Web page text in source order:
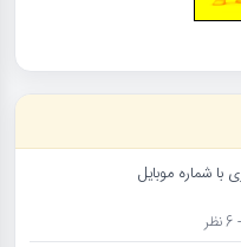
شماره موبایل